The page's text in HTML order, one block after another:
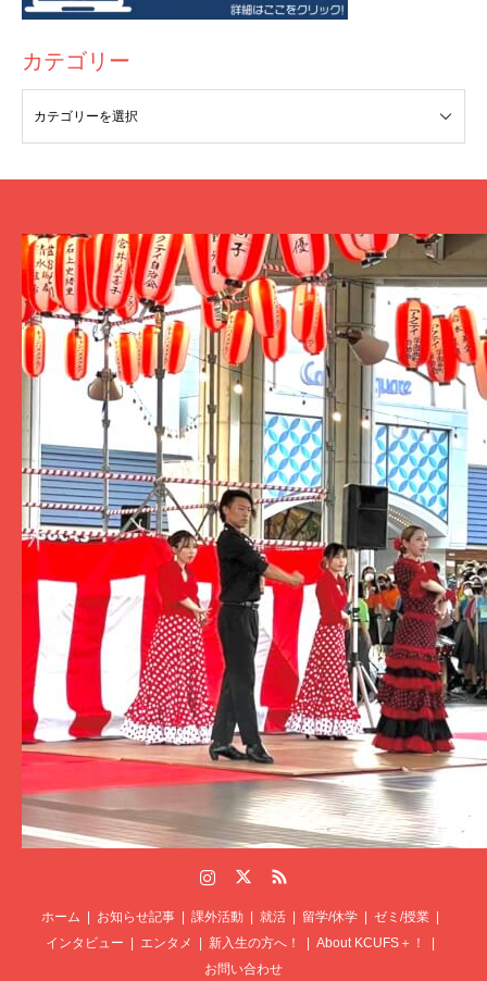
カテゴリー
ホーム お知らせ記事 課外活動 就活 留学/休学
ゼミ/授業
インタビュー
エンタメ 新入生の方へ！
About KCUFS＋！
お問い合わせ